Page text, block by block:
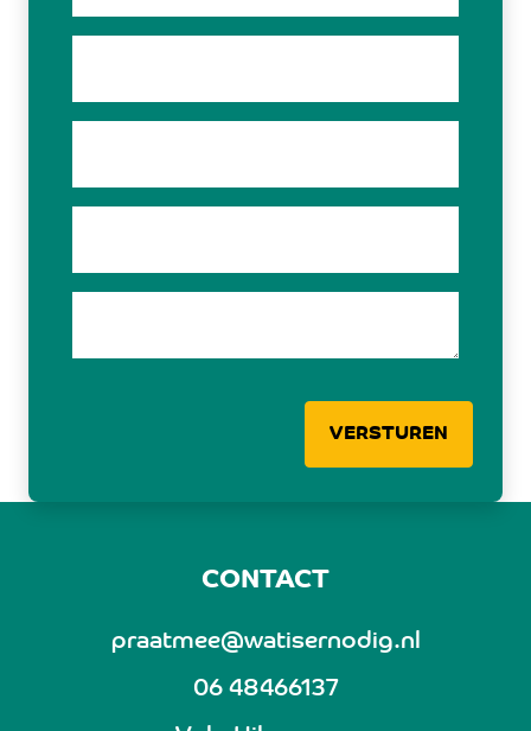
VERSTUREN
CONTACT
praatmee@watisernodig.nl
06 48466137